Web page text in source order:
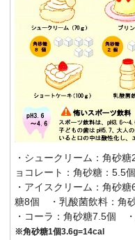
・シュークリーム：角砂
ョコレート：角砂糖：5.5
・アイスクリーム：角砂
糖8個 ・乳酸菌飲料：角
・コーラ：角砂糖7.5個
※角砂糖1個3.6g=14cal